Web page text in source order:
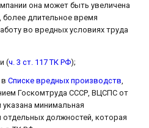
она может быть увеличена
более длительное время
во вредных условиях труда
(ч. 3 ст. 117 ТК РФ);
Списке вредных производств,
Госкомтруда СССР, ВЦСПС от
минимальная
отдельных должностей, которая